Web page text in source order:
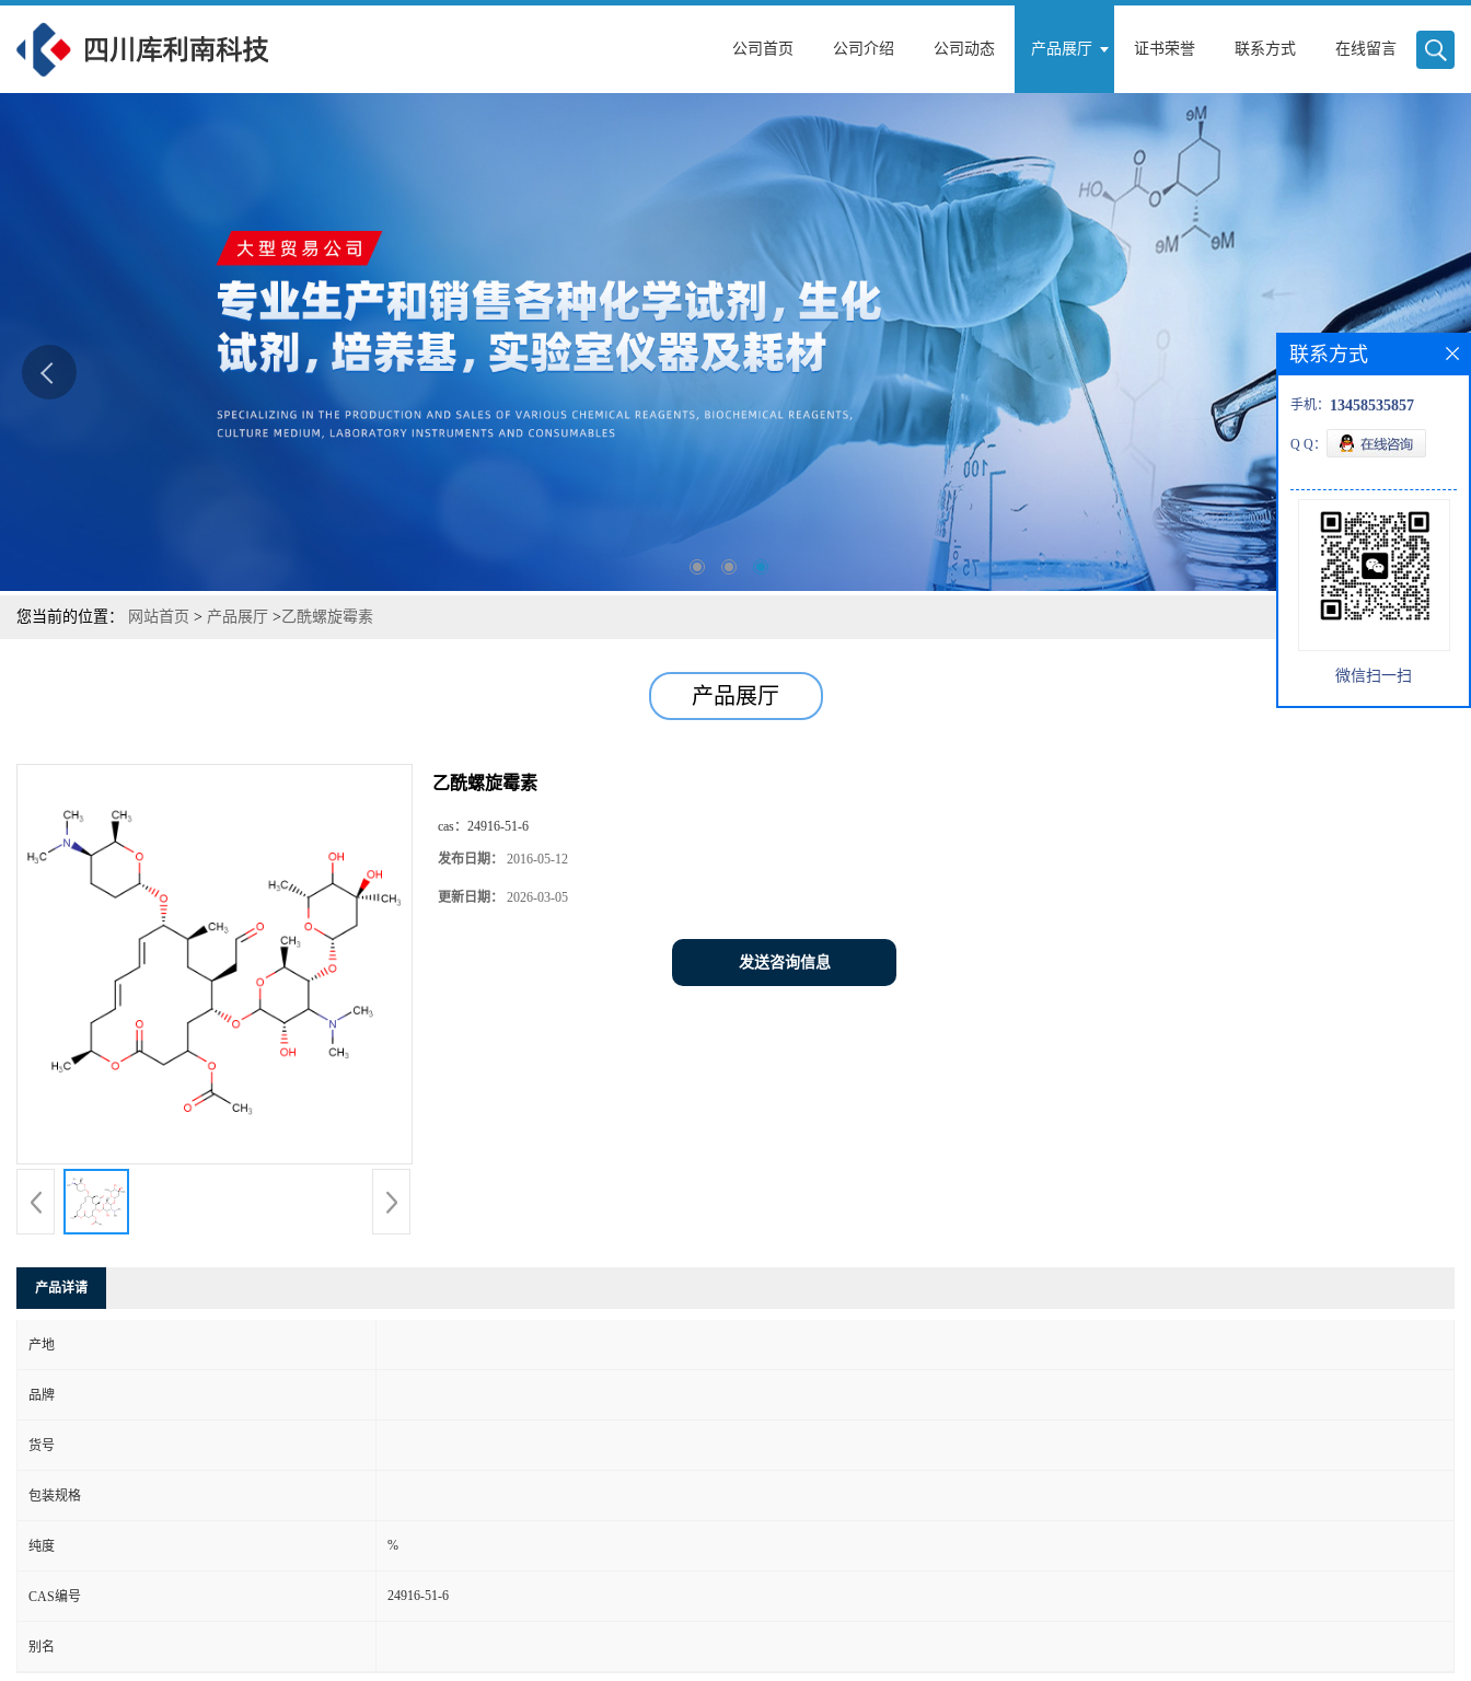
公司首页 公司介绍 公司动态 产品展厅 证书荣誉 联系方式 在线留言
您当前的位置： 网站首页 > 产品展厅 >乙酰螺旋霉素
产品展厅
乙酰螺旋霉素
cas： 24916-51-6
发布日期： 2016-05-12
更新日期： 2026-03-05
发送咨询信息
产品详请
产地
品牌
货号
包装规格
纯度 %
CAS编号 24916-51-6
别名
联系方式
手机： 13458535857
Q Q：
微信扫一扫